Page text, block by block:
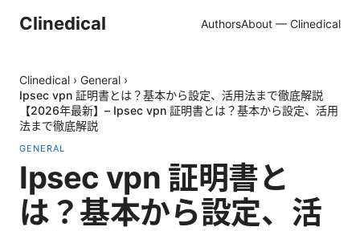
Clinedical AuthorsAbout — Clinedical
Clinedical › General ›
Ipsec vpn 証明書とは？基本から設定、活用法まで徹底解説
【2026年最新】– Ipsec vpn 証明書とは？基本から設定、活用
法まで徹底解説
GENERAL
Ipsec vpn 証明書と
は？基本から設定、活